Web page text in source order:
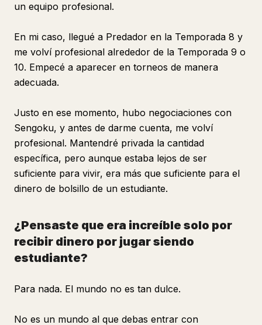
un equipo profesional.
En mi caso, llegué a Predador en la Temporada 8 y
me volví profesional alrededor de la Temporada 9 o
10. Empecé a aparecer en torneos de manera
adecuada.
Justo en ese momento, hubo negociaciones con
Sengoku, y antes de darme cuenta, me volví
profesional. Mantendré privada la cantidad
específica, pero aunque estaba lejos de ser
suficiente para vivir, era más que suficiente para el
dinero de bolsillo de un estudiante.
¿Pensaste que era increíble solo por
recibir dinero por jugar siendo
estudiante?
Para nada. El mundo no es tan dulce.
No es un mundo al que debas entrar con